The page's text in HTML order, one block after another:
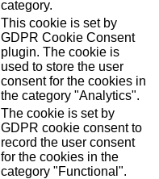
category.
This cookie is set by
GDPR Cookie Consent
plugin. The cookie is
used to store the user
consent for the cookies in
the category "Analytics".
The cookie is set by
GDPR cookie consent to
record the user consent
for the cookies in the
category "Functional".